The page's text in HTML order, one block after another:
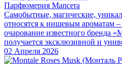
Парфюмерия Mancera
Самобытные, магические,
относятся к нишевым ароматам
очарование известного бренда
получается эксклюзивной и
02 Апреля 2026